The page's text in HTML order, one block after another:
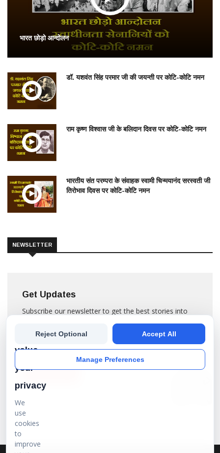
भारत छोड़ो आन्दोलन
डॉ. यशवंत सिंह परमार जी की जयन्ती पर कोटि-कोटि नमन
राम कृष्ण विश्वास जी के बलिदान दिवस पर कोटि-कोटि नमन
भारतीय संत परम्परा के संवाहक स्वामी चिन्मयानंद सरस्वती जी
तिरोभाव दिवस पर कोटि-कोटि नमन
NEWSLETTER
Get Updates
Subscribe our newsletter to get the best stories into
value
your
privacy
We
use
cookies
to
improve
Manage Preferences
Reject Optional Accept All